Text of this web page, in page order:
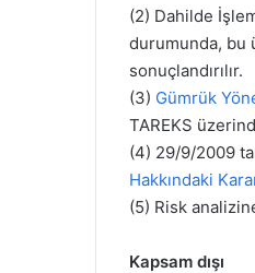
(2) Dahilde
durumunda, bu
sonuçlandırılır.
(3) Gümrük
TAREKS
(4) 29/9/2009
Hakkındaki
(5) Risk
Kapsam dışı